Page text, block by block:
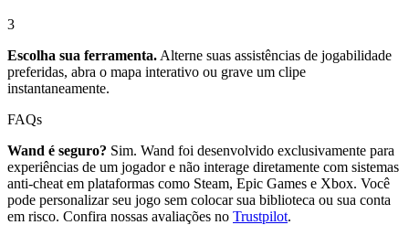
3
Escolha sua ferramenta. Alterne suas assistências de jogabilidade
preferidas, abra o mapa interativo ou grave um clipe
instantaneamente.
FAQs
Wand é seguro? Sim. Wand foi desenvolvido exclusivamente para
experiências de um jogador e não interage diretamente com sistemas
anti-cheat em plataformas como Steam, Epic Games e Xbox. Você
pode personalizar seu jogo sem colocar sua biblioteca ou sua conta
em risco. Confira nossas avaliações no Trustpilot.